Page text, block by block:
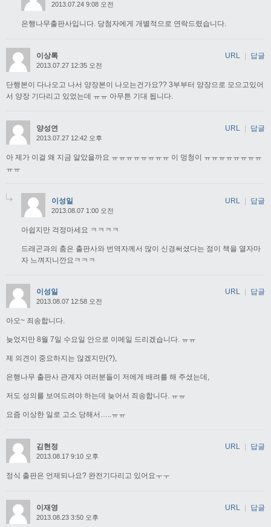
2013.07.24 9:08 오전
은행나무출판사입니다. 당첨자에게 개별적으로 연락드렸습니다.
이상록
2013.07.27 12:35 오전
단행본이 다나오고 나서 양장본이 나오는건가요?? 3부부터 양장으로 모으고있어
서 양장 기다리고 있었는데 ㅠㅠ 아무튼 기대 됩니다.
URL 답글
양성연
2013.07.27 12:42 오후
아 제가 이걸 왜 지금 알았을까요 ㅠㅠㅠㅠㅠㅠㅠㅠ 이 멍청이 ㅠㅠㅠㅠㅠㅠㅠㅠ
ㅠㅠ
URL | 답글
이성일
2013.08.07 1:00 오전
아쉽지만 걱정마세요 ㅋㅋㅋㅋ
드래곤과의 춤은 출판사와 번역자께서 많이 신경써셨다는 점이 책을 열자마
자 느껴지니깐요ㅋㅋㅋ
URL | 답글
이성일
2013.08.07 12:58 오전
아오~ 죄송합니다.
늦었지만 8월 7일 수요일 안으로 이메일 드리겠습니다. ㅠㅠ
제 의견이 중요하지는 않겠지만(?),
은행나무 출판사 관계자 여러분들이 저에게 배려를 해 주셨는데,
저도 성의를 보여드려야 하는데 늦어서 죄송합니다. ㅠㅠ
요즘 이상한 일로 고소 당해서…..ㅠㅠ
URL 답글
김현정
2013.08.17 9:10 오후
정식 출판은 언제되나요? 완전기다리고 있어요ㅜㅜ
URL 답글
이재영
2013.08.23 3:50 오후
URL | 답글